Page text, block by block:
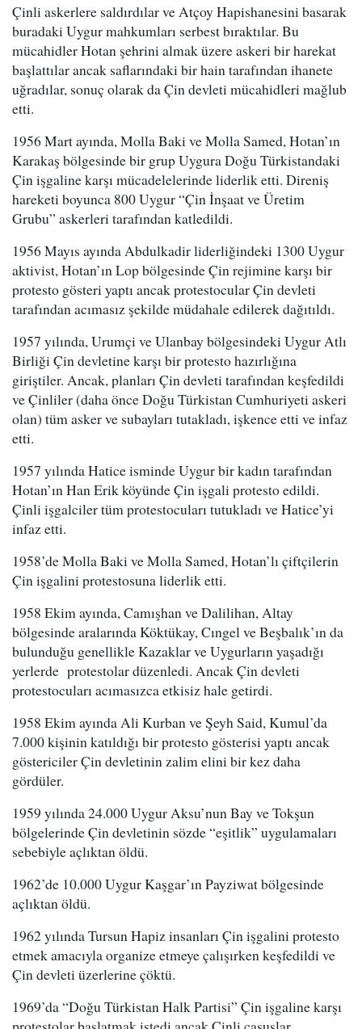
Çinli askerlere saldırdılar ve Atçoy Hapishanesini basarak
buradaki Uygur mahkumları serbest bıraktılar. Bu
mücahidler Hotan şehrini almak üzere askeri bir harekat
başlattılar ancak saflarındaki bir hain tarafından ihanete
uğradılar, sonuç olarak da Çin devleti mücahidleri mağlub
etti.
1956 Mart ayında, Molla Baki ve Molla Samed, Hotan’ın
Karakaş bölgesinde bir grup Uygura Doğu Türkistandaki
Çin işgaline karşı mücadelelerinde liderlik etti. Direniş
hareketi boyunca 800 Uygur “Çin İnşaat ve Üretim
Grubu” askerleri tarafından katledildi.
1956 Mayıs ayında Abdulkadir liderliğindeki 1300 Uygur
aktivist, Hotan’ın Lop bölgesinde Çin rejimine karşı bir
protesto gösteri yaptı ancak protestocular Çin devleti
tarafından acımasız şekilde müdahale edilerek dağıtıldı.
1957 yılında, Urumçi ve Ulanbay bölgesindeki Uygur Atlı
Birliği Çin devletine karşı bir protesto hazırlığına
giriştiler. Ancak, planları Çin devleti tarafından keşfedildi
ve Çinliler (daha önce Doğu Türkistan Cumhuriyeti askeri
olan) tüm asker ve subayları tutakladı, işkence etti ve infaz
etti.
1957 yılında Hatice isminde Uygur bir kadın tarafından
Hotan’ın Han Erik köyünde Çin işgali protesto edildi.
Çinli işgalciler tüm protestocuları tutukladı ve Hatice’yi
infaz etti.
1958’de Molla Baki ve Molla Samed, Hotan’lı çiftçilerin
Çin işgalini protestosuna liderlik etti.
1958 Ekim ayında, Camışhan ve Dalilihan, Altay
bölgesinde aralarında Köktükay, Cıngel ve Beşbalık’ın da
bulunduğu genellikle Kazaklar ve Uygurların yaşadığı
yerlerde protestolar düzenledi. Ancak Çin devleti
protestocuları acımasızca etkisiz hale getirdi.
1958 Ekim ayında Ali Kurban ve Şeyh Said, Kumul’da
7.000 kişinin katıldığı bir protesto gösterisi yaptı ancak
göstericiler Çin devletinin zalim elini bir kez daha
gördüler.
1959 yılında 24.000 Uygur Aksu’nun Bay ve Tokşun
bölgelerinde Çin devletinin sözde “eşitlik” uygulamaları
sebebiyle açlıktan öldü.
1962’de 10.000 Uygur Kaşgar’ın Payziwat bölgesinde
açlıktan öldü.
1962 yılında Tursun Hapiz insanları Çin işgalini protesto
etmek amacıyla organize etmeye çalışırken keşfedildi ve
Çin devleti üzerlerine çöktü.
1969’da “Doğu Türkistan Halk Partisi” Çin işgaline karşı